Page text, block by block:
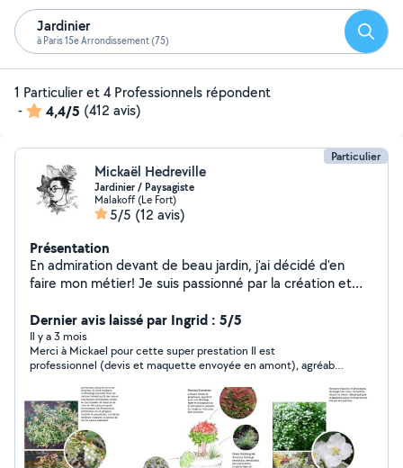
Jardinier
à Paris 15e Arrondissement (75)
1 Particulier et 4 Professionnels répondent
-
4,4/5 (412 avis)
Particulier
Mickaël Hedreville
Jardinier / Paysagiste
Malakoff (Le Fort)
5/5 (12 avis)
Présentation
En admiration devant de beau jardin, j'ai décidé d'en
faire mon métier! Je suis passionné par la création et
services en réalisation de plan, pour vos futurs projets
d'aménagement. Je suis compétent dans la
reconnaissance des végétaux et la gestion des espaces
verts, je pourrai donc vous aider à donner une nouvelle
vie à votre jardin. J'aime entretenir et concevoir des
aménagements de jardin, et tout ça, avec le sourire !
Dernier avis laissé par Ingrid : 5/5
Il y a 3 mois
Merci à Mickael pour cette super prestation Il est
professionnel (devis et maquette envoyée en amont), agréable
l’entretien des plantes. Je n’hésiterai pas à le recommander et
faire à nouveau appel à lui